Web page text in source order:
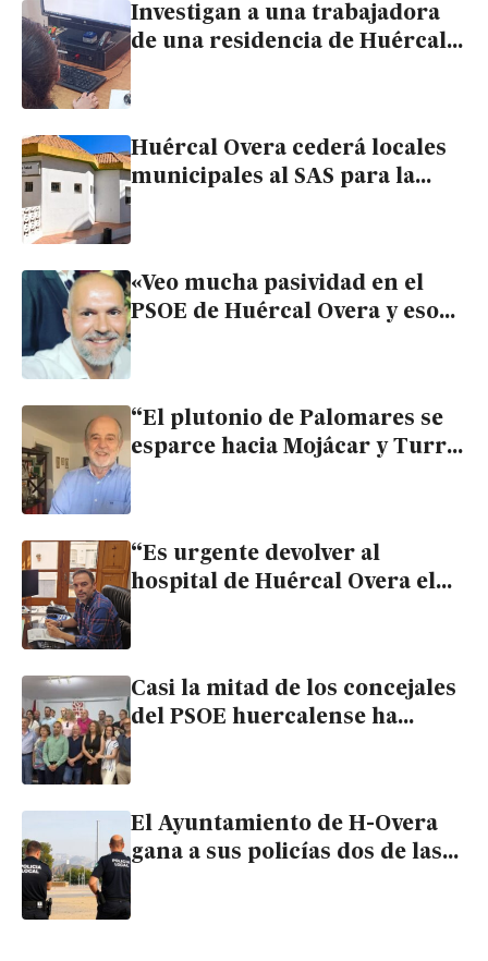
title-text">El nuevo edificio
multifuncional de Huércal
1879</span> </span>
Investigan a una trabajadora
de una residencia de Huércal
Huércal Overa cederá locales
municipales al SAS para la
«Veo mucha pasividad en el
PSOE de Huércal Overa y eso
“El plutonio de Palomares se
esparce hacia Mojácar y Turre
“Es urgente devolver al
hospital de Huércal Overa el
Casi la mitad de los concejales
del PSOE huercalense ha
El Ayuntamiento de H-Overa
gana a sus policías dos de las